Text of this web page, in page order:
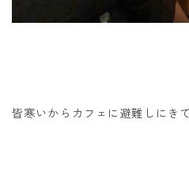
皆寒いからカフェに避難しにき